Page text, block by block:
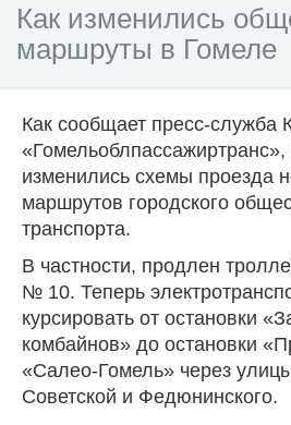
Как изменились
маршруты в Гомеле
Как сообщает пресс-служба
изменились схемы проезда
маршрутов городского
транспорта.
В частности, продлен
№ 10. Теперь
курсировать от остановки
комбайнов» до остановки
«Салео-Гомель» через
Советской и Федюнинского.